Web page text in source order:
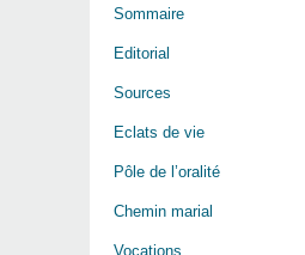
Sommaire
Editorial
Sources
Eclats de vie
Pôle de l’oralité
Chemin marial
Vocations